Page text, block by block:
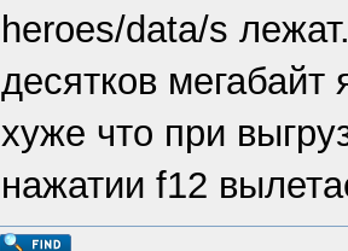
heroes/data/s
десятков мегабайт
хуже что при
нажатии f12